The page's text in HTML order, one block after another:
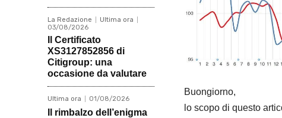
La Redazione
Ultima ora
03/08/2026
Il Certificato
XS3127852856 di
Citigroup: una
occasione da valutare
Ultima ora 01/08/2026
Il rimbalzo dell’enigma
Buongiorno,
lo scopo di questo